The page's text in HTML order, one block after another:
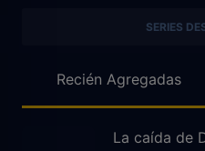
SERIES
Recién Agregadas
La caída de